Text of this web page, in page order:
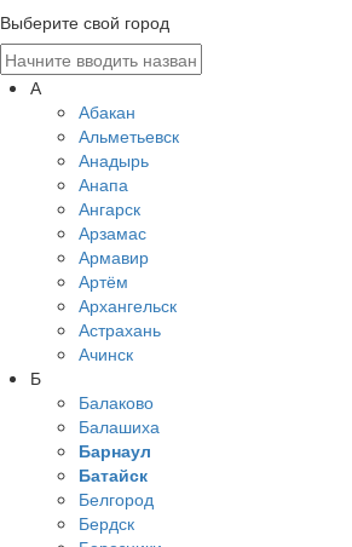
Выберите свой город
А
Абакан
Альметьевск
Анадырь
Анапа
Ангарск
Арзамас
Армавир
Артём
Архангельск
Астрахань
Ачинск
Б
Балаково
Балашиха
Барнаул
Батайск
Белгород
Бердск